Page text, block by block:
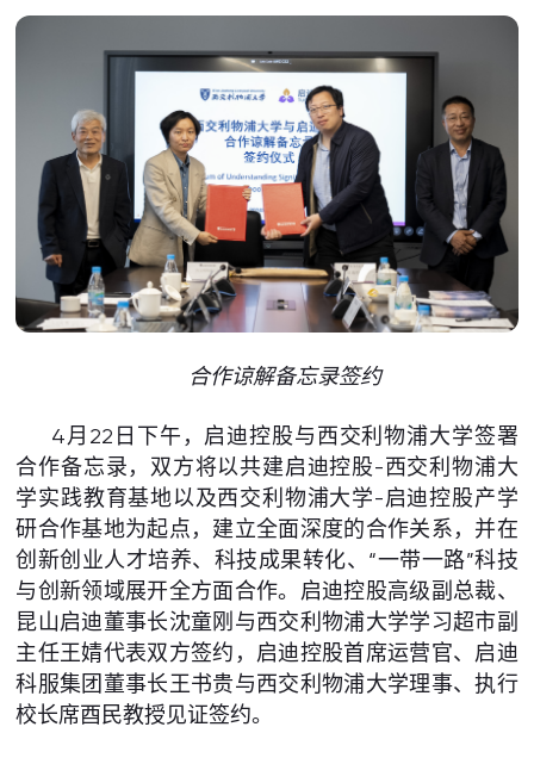
合作谅解备忘录签约
4月22日下午，启迪控股与西交利物浦大学签署
合作备忘录，双方将以共建启迪控股-西交利物浦大
学实践教育基地以及西交利物浦大学-启迪控股产学
研合作基地为起点，建立全面深度的合作关系，并在
创新创业人才培养、科技成果转化、“一带一路”科技
与创新领域展开全方面合作。启迪控股高级副总裁、
昆山启迪董事长沈童刚与西交利物浦大学学习超市副
主任王婧代表双方签约，启迪控股首席运营官、启迪
科服集团董事长王书贵与西交利物浦大学理事、执行
校长席酉民教授见证签约。